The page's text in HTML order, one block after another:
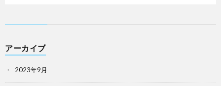
アーカイブ
2023年9月